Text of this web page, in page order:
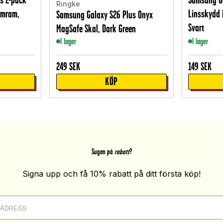
Ringke
Samsung Galaxy S26 Plus Onyx
MagSafe Skal, Dark Green
I lager
249 SEK
KÖP
Svart
I lager
149 SEK
Sugen på rabatt?
Signa upp och få 10% rabatt på ditt första köp!